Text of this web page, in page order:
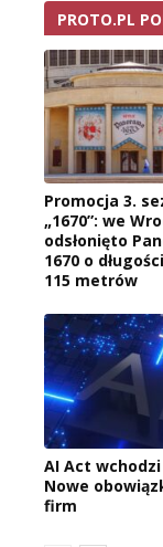
PROTO.PL
Promocja 3.
„1670”: we
odsłonięto
1670 o
115 metrów
AI Act
Nowe
firm